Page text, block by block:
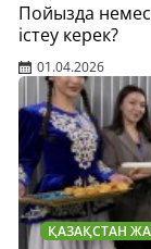
Пойызда
істеу керек?
01.04.2026
ҚАЗАҚСТАН